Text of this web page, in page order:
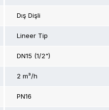
Dış Dişli
Lineer Tip
DN15 (1/2")
2 m³/h
PN16